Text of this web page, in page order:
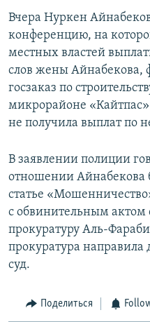
Вчера Нуркен
конференцию, на
местных властей
слов жены Айнабекова,
госзаказ по
микрорайоне
не получила выплат по
В заявлении полиции
отношении Айнабекова
статье
с обвинительным актом
прокуратуру Аль-
прокуратура направила
суд.
Поделиться